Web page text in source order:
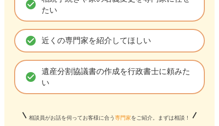
check_circle たい
check_circle 近くの専門家を紹介してほしい
check_circle 遺産分割協議書の作成を行政書士に頼みた
い
相談員がお話を伺ってお客様に合う 専門家をご紹介。まずは相談！